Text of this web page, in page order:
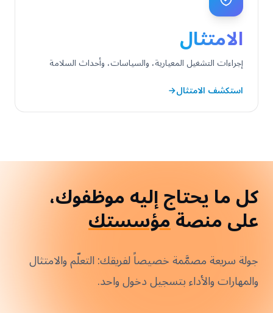
الامتثال
إجراءات التشغيل المعيارية، والسياسات، وأحداث السلامة
استكشف الامتثال←
كل ما يحتاج إليه موظفوك،
على منصةمؤسستك
جولة سريعة مصمَّمة خصيصاً لفريقك: التعلّم والامتثال
والمهارات والأداء بتسجيل دخول واحد.